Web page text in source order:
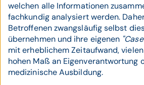
welchen alle Informationen
fachkundig analysiert werden.
Betroffenen zwangsläufig selbst
übernehmen und ihre eigenen
mit erheblichem Zeitaufwand,
hohen Maß an Eigenverantwortung
medizinische Ausbildung.